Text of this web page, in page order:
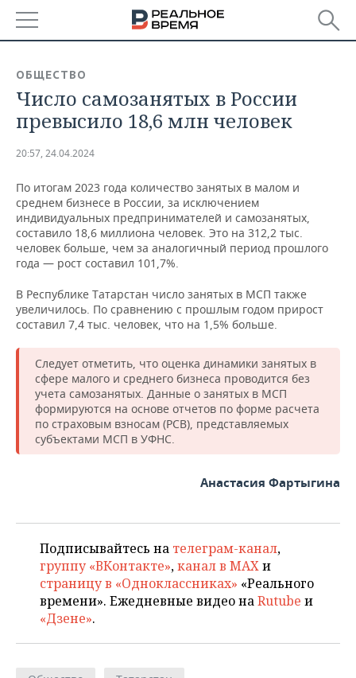
БАШКОРТОСТАН
ТАТАРСТАН
НОВОСТИ
АНАЛИТИКА
ДЕКЛАРАЦИИ О ДОХОДАХ
КОРОЛИ ГОСЗАКАЗА ПФО
КОМУ ПРИНАДЛЕЖАТ
ТОРГОВЫЕ ЦЕНТРЫ
НОВОСТИ ЭКОНОМИКИ
ФИНАНСЫ
БЮДЖЕТ
ИНВЕСТИЦИИ
ПРОМЫШЛЕННОСТЬ
НОВОСТИ
ПРОМЫШЛЕННОСТИ
АГРОПРОМ
МАШИНОСТРОЕНИЕ
НЕФТЕХИМИЯ
НЕФТЬ
ОПК
НЕДВИЖИМОСТЬ
НОВОСТИ АВТО
БИЗНЕС
НОВОСТИ БИЗНЕСА
РОЗНИЧНАЯ ТОРГОВЛЯ
ТРАНСПОРТ
УСЛУГИ
ТЕХНОЛОГИИ
НОВОСТИ ТЕХНОЛОГИЙ
МЕДИА
МЕРОПРИЯТИЯ
НОВОСТИ МЕРОПРИЯТИЙ
ВЫЕЗДНАЯ РЕДАКЦИЯ
ОТКРЫТАЯ ЛЕКЦИЯ
СПОРТ
НОВОСТИ СПОРТА
БАСКЕТБОЛ
ВОЛЕЙБОЛ
КИБЕРСПОРТ
ИНФРАСТРУКТУРА
ИСТОРИЯ
КУЛЬТУРА
СПРАВОЧНИК
СПИСОК ПЕРСОН
СПИСОК КОМПАНИЙ
ПОЛНАЯ ВЕРСИЯ
ОБЩЕСТВО
Число самозанятых в России
превысило 18,6 млн человек
20:57, 24.04.2024
По итогам 2023 года количество занятых в малом и
среднем бизнесе в России, за исключением
индивидуальных предпринимателей и самозанятых,
составило 18,6 миллиона человек. Это на 312,2 тыс.
человек больше, чем за аналогичный период прошлого
года — рост составил 101,7%.
В Республике Татарстан число занятых в МСП также
увеличилось. По сравнению с прошлым годом прирост
составил 7,4 тыс. человек, что на 1,5% больше.
Следует отметить, что оценка динамики занятых в
сфере малого и среднего бизнеса проводится без
учета самозанятых. Данные о занятых в МСП
формируются на основе отчетов по форме расчета
по страховым взносам (РСВ), представляемых
субъектами МСП в УФНС.
Анастасия Фартыгина
Подписывайтесь на телеграм-канал,
группу «ВКонтакте»,канал в MAXи
страницу в «Одноклассниках» «Реального
времени». Ежедневные видео наRutube и
«Дзене».